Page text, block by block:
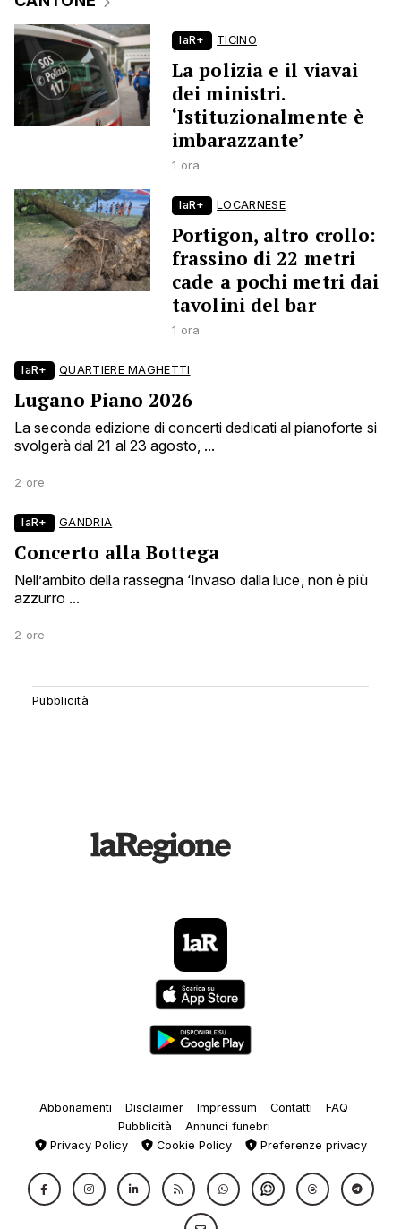
laR+ TICINO
La polizia e il viavai
dei ministri.
‘Istituzionalmente è
imbarazzante’
1 ora
laR+ LOCARNESE
Portigon, altro crollo:
frassino di 22 metri
cade a pochi metri dai
tavolini del bar
1 ora
laR+ QUARTIERE MAGHETTI
Lugano Piano 2026
La seconda edizione di concerti dedicati al pianoforte si
svolgerà dal 21 al 23 agosto, ...
2 ore
laR+ GANDRIA
Concerto alla Bottega
Nell’ambito della rassegna ‘Invaso dalla luce, non è più
azzurro ...
2 ore
Abbonamenti Disclaimer Impressum Contatti
FAQ
Pubblicità
Annunci funebri
Privacy Policy
Cookie Policy Preferenze privacy